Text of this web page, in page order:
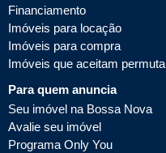
Financiamento
Imóveis para locação
Imóveis para compra
Imóveis que aceitam permuta
Para quem anuncia
Seu imóvel na Bossa Nova
Avalie seu imóvel
Programa Only You